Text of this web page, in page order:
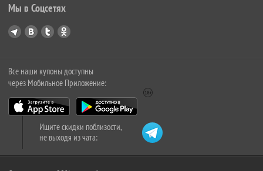
Мы в Соцсетях
Все наши купоны доступны
через Мобильное Приложение:
Ищите скидки поблизости,
не выходя из чата: